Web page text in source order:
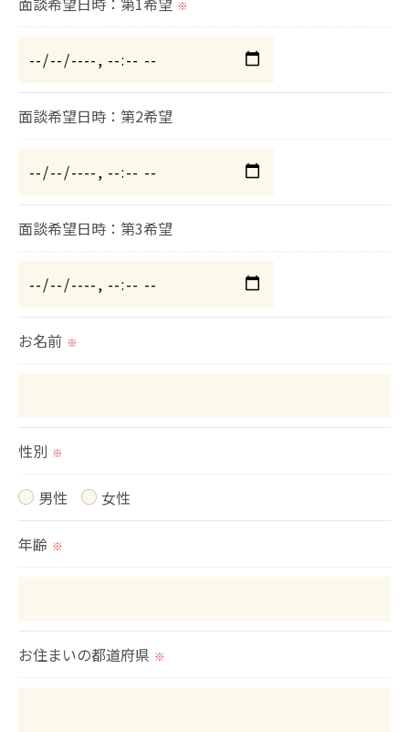
個人情報を外部に委託する場合があります。
置をとり、適切な監督を行います。
＜個人情報の安全管理＞
切に安全管理対策を実施します。
＜個人情報を与えなかった場合に生じる結果＞
のサービスをご提供できない場合がございますので
用停止の手続を定めさせて頂いております。
す。
きにつきましては、お電話でお問合せ下さい。
※
面談希望日時：第2希望
面談希望日時：第3希望
お名前 ※
性別 ※
男性 女性
年齢 ※
お住まいの都道府県 ※